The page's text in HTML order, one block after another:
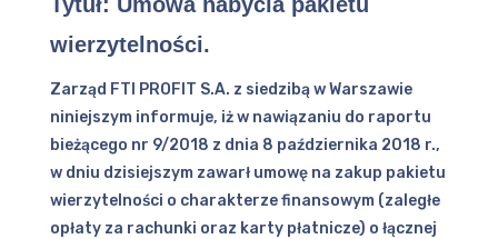
wierzytelności.
Zarząd FTI PROFIT S.A. z siedzibą w Warszawie
niniejszym informuje, iż w nawiązaniu do raportu
bieżącego nr 9/2018 z dnia 8 października 2018 r.,
w dniu dzisiejszym zawarł umowę na zakup pakietu
wierzytelności o charakterze finansowym (zaległe
opłaty za rachunki oraz karty płatnicze) o łącznej